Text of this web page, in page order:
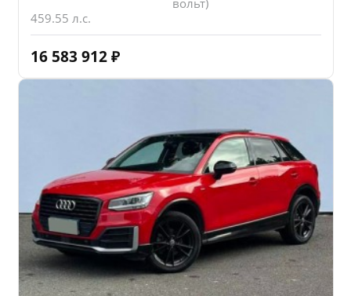
459.55 л.с.
16 583 912 ₽